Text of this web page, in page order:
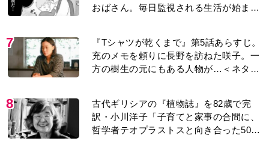
おばさん。毎日監視される生活が始ま
7
『Tシャツが乾くまで』第5話あらすじ。
充のメモを頼りに長野を訪ねた咲子。一
方の樹生の元にもある人物が…＜ネタバ
8
古代ギリシアの『植物誌』を82歳で完
訳・小川洋子「子育てと家事の合間に、
哲学者テオプラストスと向き合った50